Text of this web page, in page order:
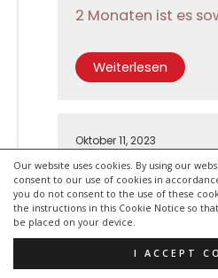
Our website uses cookies. By using our
consent to our use of cookies in
you do not consent to the use of these
the instructions in this Cookie Notice so
be placed on your device.
I ACCEPT
2 Monaten ist es
Weiterlesen
Oktober 11, 2023